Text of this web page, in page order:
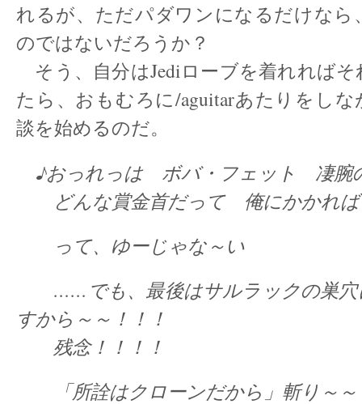
れるが、ただパダワンになるだけなら
のではないだろうか？
そう、自分はJediローブを着れれば
たら、おもむろに/aguitarあたりをし
談を始めるのだ。
♪おっれっは ボバ・フェット 凄腕
どんな賞金首だって 俺にかかれば
って、ゆーじゃな～い
……でも、最後はサルラックの巣穴
すから～～！！！
残念！！！！
「所詮はクローンだから」斬り～～